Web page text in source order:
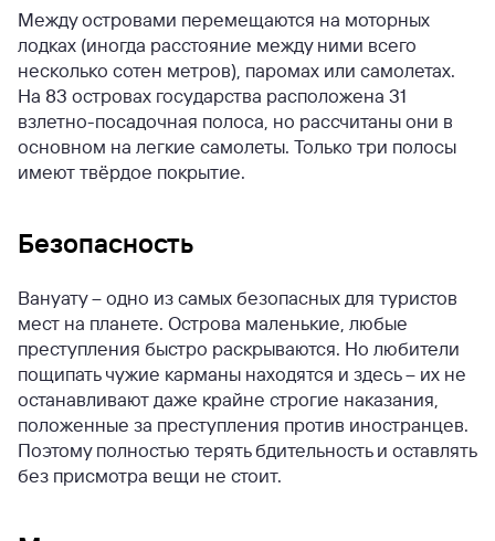
Между островами перемещаются на моторных
лодках (иногда расстояние между ними всего
несколько сотен метров), паромах или самолетах.
На 83 островах государства расположена 31
взлетно-посадочная полоса, но рассчитаны они в
основном на легкие самолеты. Только три полосы
имеют твёрдое покрытие.
Безопасность
Вануату – одно из самых безопасных для туристов
мест на планете. Острова маленькие, любые
преступления быстро раскрываются. Но любители
пощипать чужие карманы находятся и здесь – их не
останавливают даже крайне строгие наказания,
положенные за преступления против иностранцев.
Поэтому полностью терять бдительность и оставлять
без присмотра вещи не стоит.